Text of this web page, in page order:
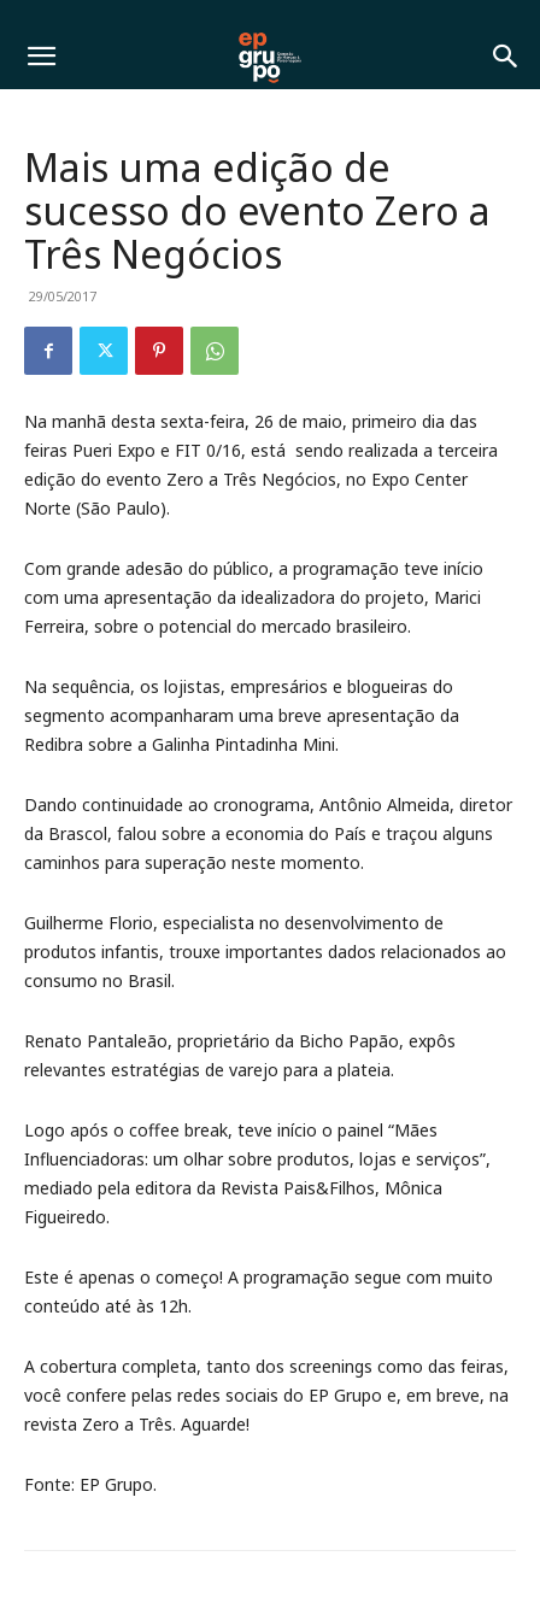
Mais uma edição de
sucesso do evento Zero a
Três Negócios
29/05/2017
Na manhã desta sexta-feira, 26 de maio, primeiro dia das
feiras Pueri Expo e FIT 0/16, está sendo realizada a terceira
edição do evento Zero a Três Negócios, no Expo Center
Norte (São Paulo).
Com grande adesão do público, a programação teve início
com uma apresentação da idealizadora do projeto, Marici
Ferreira, sobre o potencial do mercado brasileiro.
Na sequência, os lojistas, empresários e blogueiras do
segmento acompanharam uma breve apresentação da
Redibra sobre a Galinha Pintadinha Mini.
Dando continuidade ao cronograma, Antônio Almeida, diretor
da Brascol, falou sobre a economia do País e traçou alguns
caminhos para superação neste momento.
Guilherme Florio, especialista no desenvolvimento de
produtos infantis, trouxe importantes dados relacionados ao
consumo no Brasil.
Renato Pantaleão, proprietário da Bicho Papão, expôs
relevantes estratégias de varejo para a plateia.
Logo após o coffee break, teve início o painel “Mães
Influenciadoras: um olhar sobre produtos, lojas e serviços”,
mediado pela editora da Revista Pais&Filhos, Mônica
Figueiredo.
Este é apenas o começo! A programação segue com muito
conteúdo até às 12h.
A cobertura completa, tanto dos screenings como das feiras,
você confere pelas redes sociais do EP Grupo e, em breve, na
revista Zero a Três. Aguarde!
Fonte: EP Grupo.